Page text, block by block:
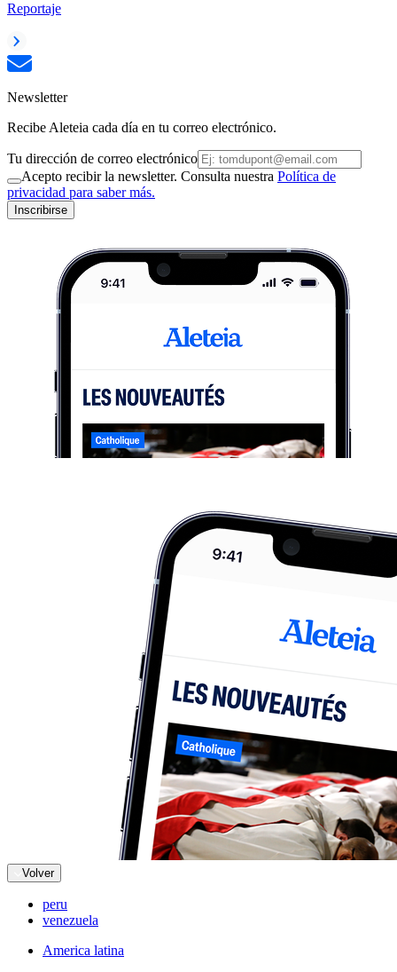
Reportaje
Newsletter
Recibe Aleteia cada día en tu correo electrónico.
Tu dirección de correo electrónico
Acepto recibir la newsletter. Consulta nuestra Política de
privacidad para saber más.
Inscribirse
Volver
peru
venezuela
America latina